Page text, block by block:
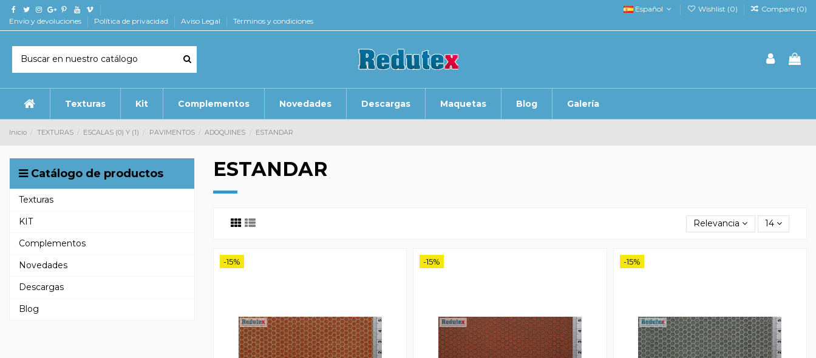
Envío y devoluciones Política de privacidad Aviso Legal Términos y condiciones
Español Wishlist (0) Compare (0)
Texturas Kit Complementos Novedades Descargas Maquetas Blog Galería
Inicio TEXTURAS ESCALAS (0) Y (1) PAVIMENTOS ADOQUINES ESTANDAR
ESTANDAR
Relevancia 14
-15% -15% -15%
Catálogo de productos
Texturas
KIT
Complementos
Novedades
Descargas
Blog